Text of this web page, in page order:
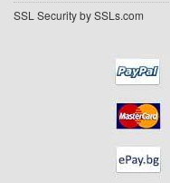
SSL Security by SSLs.com